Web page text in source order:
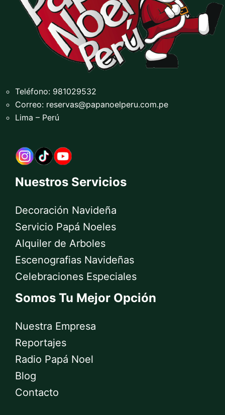
Teléfono: 981029532
Correo: reservas@papanoelperu.com.pe
Lima – Perú
Nuestros Servicios
Decoración Navideña
Servicio Papá Noeles
Alquiler de Arboles
Escenografias Navideñas
Celebraciones Especiales
Somos Tu Mejor Opción
Nuestra Empresa
Reportajes
Radio Papá Noel
Blog
Contacto